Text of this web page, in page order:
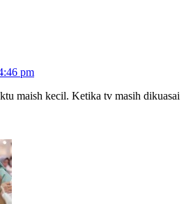
pm
maish kecil. Ketika tv masih dikuasai